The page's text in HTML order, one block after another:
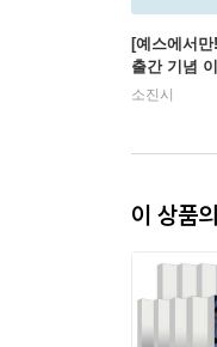
[예스에서
출간 기념
소진시
이 상품